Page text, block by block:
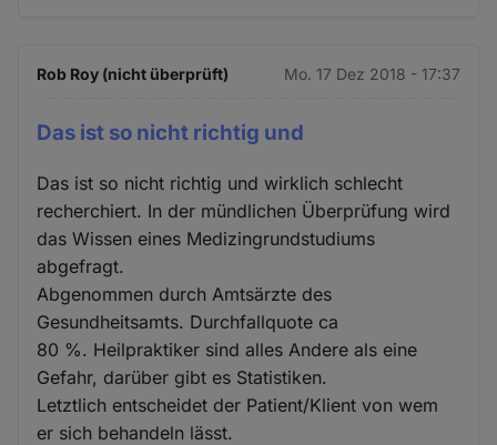
Rob Roy (nicht überprüft) Mo. 17 Dez 2018 - 17:37
Das ist so nicht richtig und
Das ist so nicht richtig und wirklich schlecht
recherchiert. In der mündlichen Überprüfung wird
das Wissen eines Medizingrundstudiums
abgefragt.
Abgenommen durch Amtsärzte des
Gesundheitsamts. Durchfallquote ca
80 %. Heilpraktiker sind alles Andere als eine
Gefahr, darüber gibt es Statistiken.
Letztlich entscheidet der Patient/Klient von wem
er sich behandeln lässt.